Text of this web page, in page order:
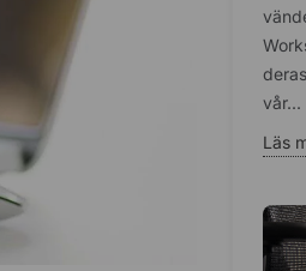
vår...
Läs